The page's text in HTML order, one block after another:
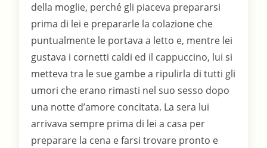
della moglie, perché gli piaceva prepararsi
prima di lei e prepararle la colazione che
puntualmente le portava a letto e, mentre lei
gustava i cornetti caldi ed il cappuccino, lui si
metteva tra le sue gambe a ripulirla di tutti gli
umori che erano rimasti nel suo sesso dopo
una notte d’amore concitata. La sera lui
arrivava sempre prima di lei a casa per
preparare la cena e farsi trovare pronto e